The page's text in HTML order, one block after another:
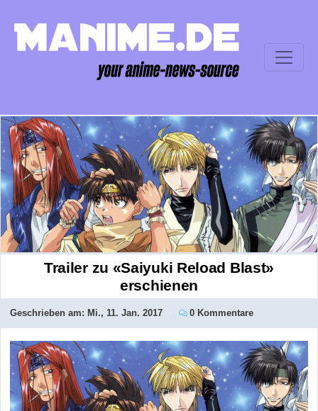
Trailer zu «Saiyuki Reload Blast»
erschienen
Geschrieben am: Mi., 11. Jan. 2017 0 Kommentare